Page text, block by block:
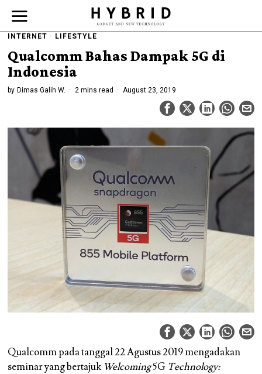
INTERNET · LIFESTYLE
Qualcomm Bahas Dampak 5G di
Indonesia
by Dimas Galih W. 2 mins read August 23, 2019
Qualcomm pada tanggal 22 Agustus 2019 mengadakan
seminar yang bertajuk Welcoming5G Technology: